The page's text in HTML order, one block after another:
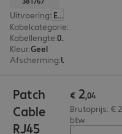
Uitvoering: Europa
Kabelcategorie:
Kabellengte: 0,5 m
Kleur:Geel
Afscherming:
Patch
Cable
RJ45
€ 2,04
Brutoprijs: €
btw